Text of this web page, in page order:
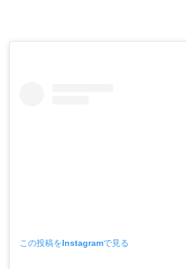
この投稿をInstagramで見る